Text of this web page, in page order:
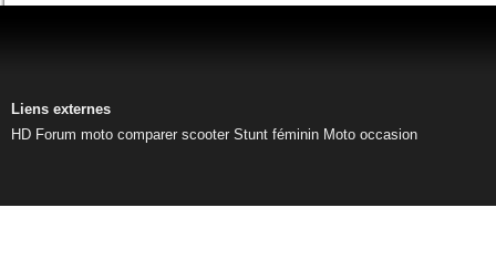
Liens externes
HD Forum moto comparer scooter Stunt féminin Moto occasion